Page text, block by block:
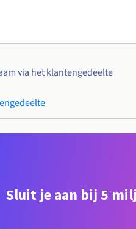
via het klantengedeelte
Sluit je aan bij 5